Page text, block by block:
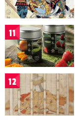
11
12